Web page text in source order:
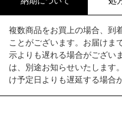
複数商品をお買上の場合、到
ことがございます。お届けま
示よりも遅れる場合がござい
は、別途お知らせいたします
け予定日よりも遅延する場合